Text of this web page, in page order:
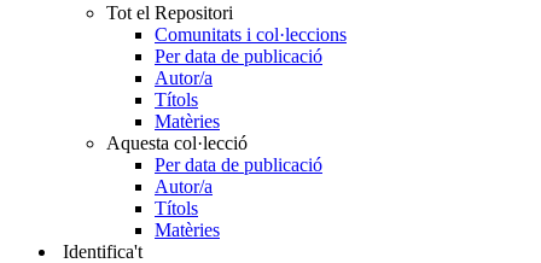
Tot el Repositori
Comunitats i col·leccions
Per data de publicació
Autor/a
Títols
Matèries
Aquesta col·lecció
Per data de publicació
Autor/a
Títols
Matèries
Identifica't